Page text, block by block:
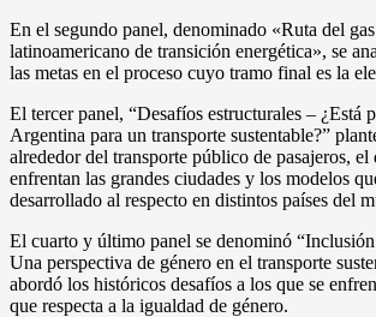
En el segundo panel, denominado «Ruta del
latinoamericano de transición energética», se
las metas en el proceso cuyo tramo final es la
El tercer panel, “Desafíos estructurales – ¿Está
Argentina para un transporte sustentable?”
alrededor del transporte público de pasajeros, el
enfrentan las grandes ciudades y los modelos
desarrollado al respecto en distintos países del
El cuarto y último panel se denominó
Una perspectiva de género en el transporte
abordó los históricos desafíos a los que se
que respecta a la igualdad de género.